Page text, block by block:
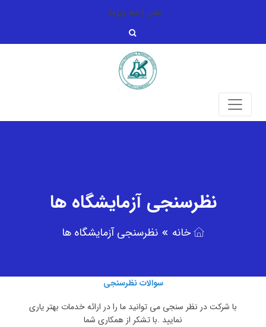
تلفن (خط ویژه):
نظرسنجی آزمایشگاه ها
خانه نظرسنجی آزمایشگاه ها
سوالات نظرسنجی
با شرکت در نظر سنجی می توانید ما را در ارائه خدمات بهتر یاری
نمایید .با تشکر از همکاری شما